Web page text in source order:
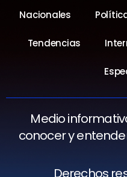
Nacionales
Tendencias
Medio
conocer y
Derechos